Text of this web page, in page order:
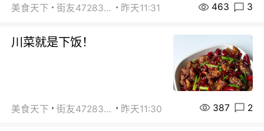
美食天下 街友472838572 昨天11:31 463 3
川菜就是下饭！
美食天下 街友472838572 昨天11:30 387 2